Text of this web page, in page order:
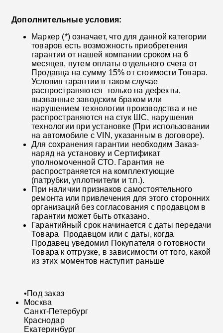
Дополнительные условия:
Маркер (*) означает, что для данной категории
товаров есть возможность приобретения
гарантии от нашей компании сроком на 6
месяцев, путем оплаты отдельного счета от
Продавца на сумму 15% от стоимости Товара.
Условия гарантии в таком случае
распространяются только на дефекты,
вызванные заводским браком или
нарушением технологии производства и не
распространяются на стук ШС, нарушения
технологии при установке (При использовании
на автомобиле с VIN, указанным в договоре).
Для сохранения гарантии необходим Заказ-
наряд на установку и Сертификат
уполномоченной СТО. Гарантия не
распространяется на комплектующие
(патрубки, уплотнители и т.п.).
При наличии признаков самостоятельного
ремонта или привлечения для этого сторонних
организаций без согласования с продавцом в
гарантии может быть отказано.
Гарантийный срок начинается с даты передачи
Товара Продавцом или с даты, когда
Продавец уведомил Покупателя о готовности
Товара к отгрузке, в зависимости от того, какой
из этих моментов наступит раньше
•Под заказ
Москва
Санкт-Петербург
Краснодар
Екатеринбург